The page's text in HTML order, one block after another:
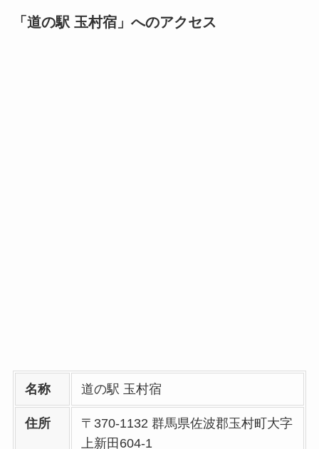
「道の駅 玉村宿」へのアクセス
名称 道の駅 玉村宿
住所
〒370-1132 群馬県佐波郡玉村町大字
上新田604-1